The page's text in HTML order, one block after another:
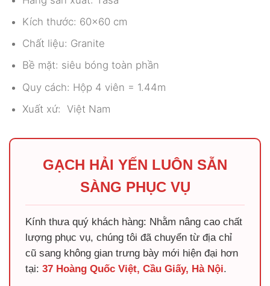
Kích thước: 60×60 cm
Chất liệu: Granite
Bề mặt: siêu bóng toàn phần
Quy cách: Hộp 4 viên = 1.44m
Xuất xứ: Việt Nam
GẠCH HẢI YẾN LUÔN SẴN
SÀNG PHỤC VỤ
Kính thưa quý khách hàng: Nhằm nâng cao chất
lượng phục vụ, chúng tôi đã chuyển từ địa chỉ
cũ sang không gian trưng bày mới hiện đại hơn
tại: 37 Hoàng Quốc Việt, Cầu Giấy, Hà Nội.